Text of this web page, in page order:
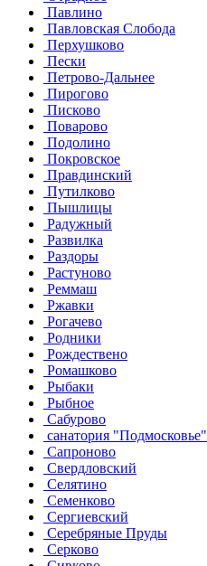
Павлино
Павловская Слобода
Перхушково
Пески
Петрово-Дальнее
Пирогово
Писково
Поварово
Подолино
Покровское
Правдинский
Путилково
Пышлицы
Радужный
Развилка
Раздоры
Растуново
Реммаш
Ржавки
Рогачево
Родники
Рождествено
Ромашково
Рыбаки
Рыбное
Сабурово
санатория "Подмосковье"
Сапроново
Свердловский
Селятино
Семенково
Сергиевский
Серебряные Пруды
Серково